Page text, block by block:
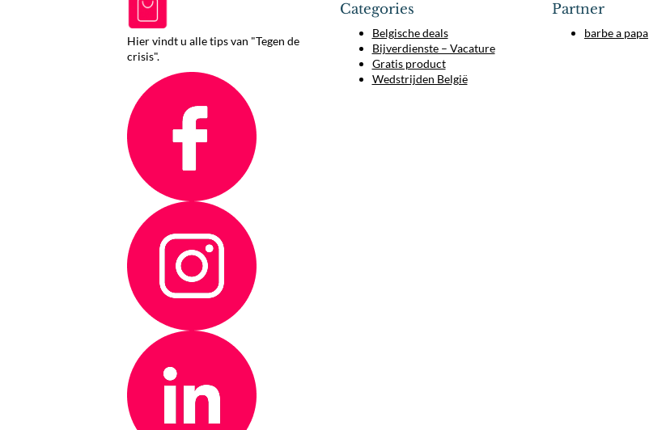
Hier vindt u alle tips van "Tegen de
crisis".
Categories
Belgische deals
Bijverdienste – Vacature
Gratis product
Wedstrijden België
Partner
barbe a papa